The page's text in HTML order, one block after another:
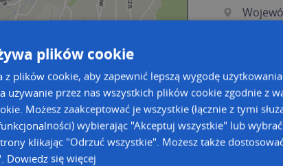
mapę
mapę
tras dla Twojej branży
plików cookie
z plików cookie, aby zapewnić lepszą wygodę
używanie przez nas wszystkich plików cookie zgodnie z
Możesz zaakceptować je wszystkie (łącznie z tymi
wybierając "Akceptuj wszystkie" lub
klikając "Odrzuć wszystkie". Możesz także
Dowiedz się więcej